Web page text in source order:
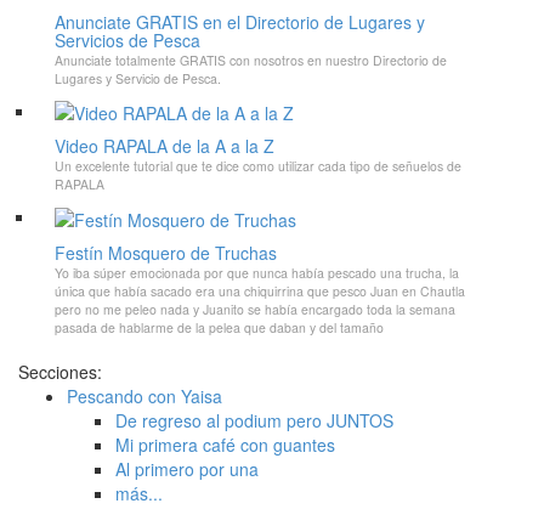
Anunciate GRATIS en el Directorio de Lugares y
Servicios de Pesca
Anunciate totalmente GRATIS con nosotros en nuestro Directorio de
Lugares y Servicio de Pesca.
Video RAPALA de la A a la Z
Un excelente tutorial que te dice como utilizar cada tipo de señuelos de
RAPALA
Festín Mosquero de Truchas
Yo iba súper emocionada por que nunca había pescado una trucha, la
única que había sacado era una chiquirrina que pesco Juan en Chautla
pero no me peleo nada y Juanito se había encargado toda la semana
pasada de hablarme de la pelea que daban y del tamaño
Secciones:
Pescando con Yaisa
De regreso al podium pero JUNTOS
Mi primera café con guantes
Al primero por una
más...